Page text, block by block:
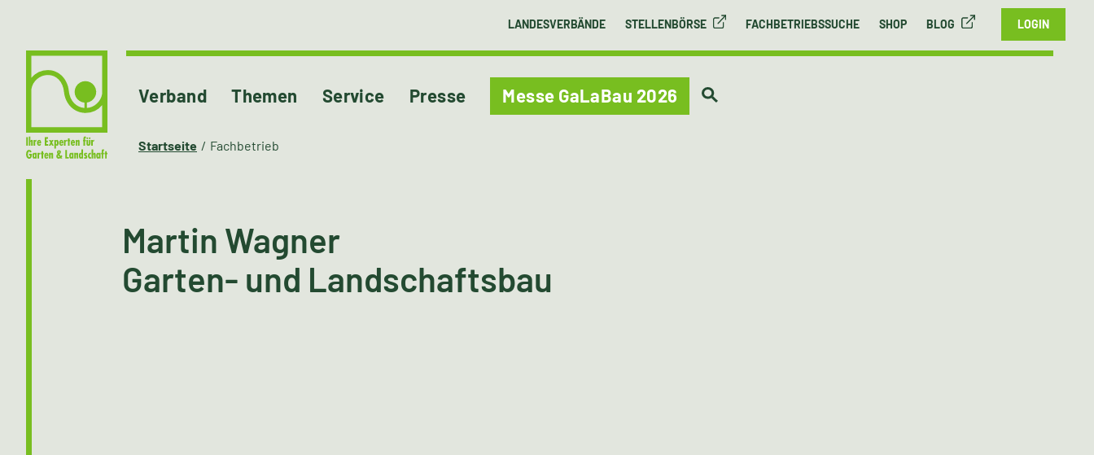
LANDESVERBÄNDE STELLENBÖRSE FACHBETRIEBSSUCHE SHOP BLOG LOGIN
Verband Themen Service Presse Messe GaLaBau 2026
Startseite Fachbetrieb
Martin Wagner
Garten- und Landschaftsbau